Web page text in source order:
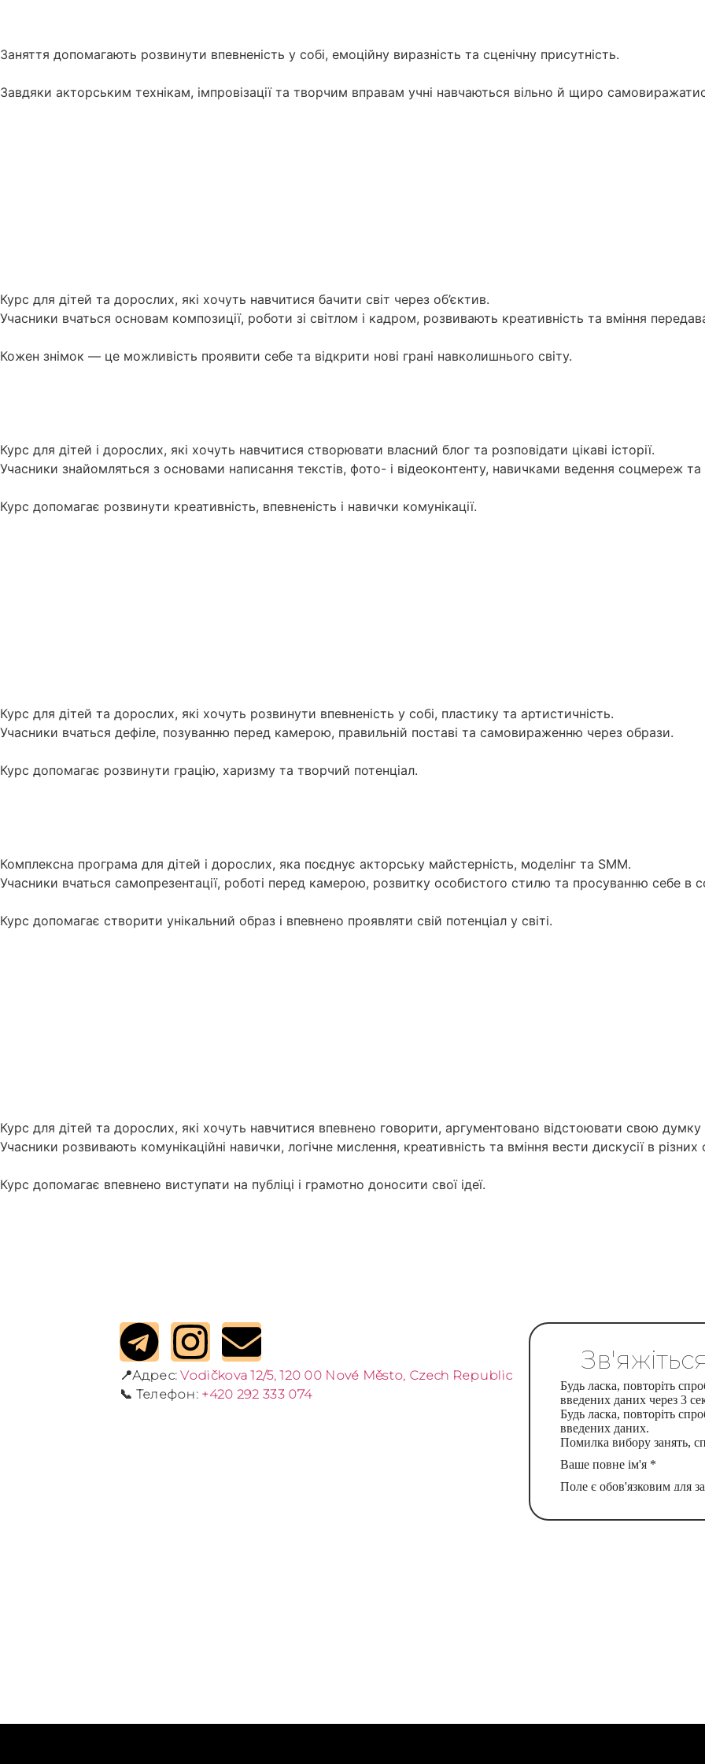
Заняття допомагають розвинути впевненість у собі, емоційну виразність та сценічну присутність.
Завдяки акторським технікам, імпровізації та творчим вправам учні навчаються вільно й щиро
Курс для дітей та дорослих, які хочуть навчитися бачити світ через об’єктив.
Учасники вчаться основам композиції, роботи зі світлом і кадром, розвивають креативність та вміння
Кожен знімок — це можливість проявити себе та відкрити нові грані навколишнього світу.
Курс для дітей і дорослих, які хочуть навчитися створювати власний блог та розповідати цікаві історії.
Учасники знайомляться з основами написання текстів, фото- і відеоконтенту, навичками ведення соцмереж
Курс допомагає розвинути креативність, впевненість і навички комунікації.
Курс для дітей та дорослих, які хочуть розвинути впевненість у собі, пластику та артистичність.
Учасники вчаться дефіле, позуванню перед камерою, правильній поставі та самовираженню через образи.
Курс допомагає розвинути грацію, харизму та творчий потенціал.
Комплексна програма для дітей і дорослих, яка поєднує акторську майстерність, моделінг та SMM.
Учасники вчаться самопрезентації, роботі перед камерою, розвитку особистого стилю та просуванню себе в
Курс допомагає створити унікальний образ і впевнено проявляти свій потенціал у світі.
Курс для дітей та дорослих, які хочуть навчитися впевнено говорити, аргументовано відстоювати свою думку
Учасники розвивають комунікаційні навички, логічне мислення, креативність та вміння вести дискусії в
Курс допомагає впевнено виступати на публіці і грамотно доносити свої ідеї.
📍Адрес:Vodičkova 12/5, 120 00 Nové Město, Czech Republic
📞 Телефон: +420 292 333 074